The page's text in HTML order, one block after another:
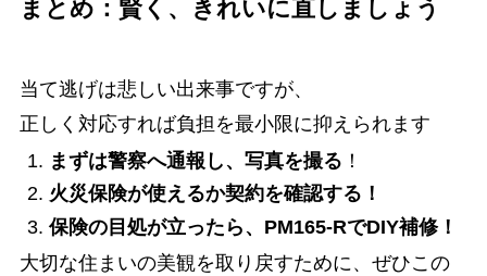
まとめ：賢く、きれいに直しましょう
当て逃げは悲しい出来事ですが、
正しく対応すれば負担を最小限に抑えられます
まずは警察へ通報し、写真を撮る ！
火災保険が使えるか契約を確認する！
保険の目処が立ったら、PM165-RでDIY補修！
大切な住まいの美観を取り戻すために、ぜひこの